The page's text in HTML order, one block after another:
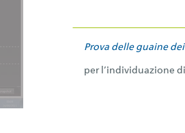
Prova delle guaine
per l’individuazione